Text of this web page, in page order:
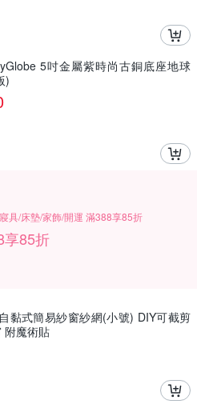
5吋金屬紫時尚古銅底座地球
)
具/床墊/家飾/開運 滿388享85折
享85折
黏式簡易紗窗紗網(小號) DIY可截剪
附魔術貼